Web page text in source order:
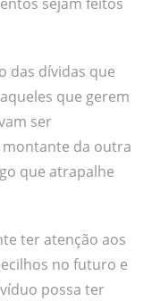
das dívidas que
que gerem
ser
da outra
que atrapalhe
ter atenção aos
no futuro e
possa ter